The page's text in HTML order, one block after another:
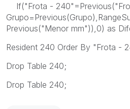
If("Frota -
Previous("Menor mm")),0) as
Resident 240 Order By "Frota -
Drop Table 240;
Drop Table 240;